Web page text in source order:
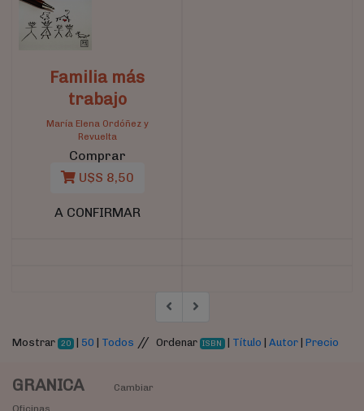
Familia más
trabajo
María Elena Ordóñez y
Revuelta
Comprar
U$S 8,50
A CONFIRMAR
Mostrar 20 | 50 Todos // Ordenar ISBN Título |Autor |Precio
GRANICA
Cambiar
Oficinas